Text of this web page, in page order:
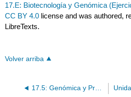
17.E: Biotecnología y Genómica
CC BY 4.0 license and was authored,
LibreTexts.
Volver arriba
17.5: Genómica y Proteómica